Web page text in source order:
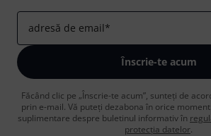
adresă de email*
Înscrie-te acum
Făcând clic pe „Înscrie-te acum”, sunteți de
prin e-mail. Vă puteți dezabona în orice
suplimentare despre buletinul informativ în
protecția datelor.